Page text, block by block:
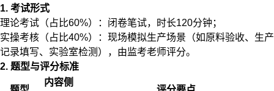
1. 考试形式
​​理论考试​​（占比60%）：闭卷笔试，时长120分钟；
​​实操考核​​（占比40%）：现场模拟生产场景（如原料验收、生产
记录填写、实验室检测），由监考老师评分。
2. 题型与评分标准
​​内容侧